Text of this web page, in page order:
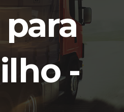
para
-